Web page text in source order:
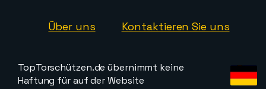
Über uns Kontaktieren Sie uns
TopTorschützen.de übernimmt keine
Haftung für auf der Website